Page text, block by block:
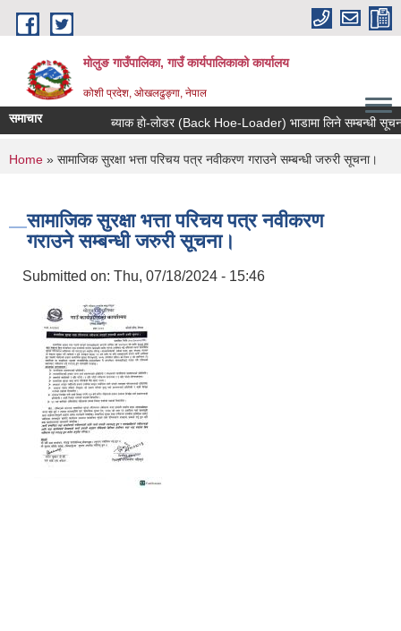
Skip to main content
मोलुङ गाउँपालिका, गाउँ कार्यपालिकाको कार्यालय
कोशी प्रदेश, ओखलढुङ्गा, नेपाल
समाचार ब्याक हाे-लाेडर (Back Hoe-Loader) भाडामा लिने सम्बन्धी सूचना
You are here
Home » सामाजिक सुरक्षा भत्ता परिचय पत्र नवीकरण गराउने सम्बन्धी जरुरी सूचना।
सामाजिक सुरक्षा भत्ता परिचय पत्र नवीकरण
गराउने सम्बन्धी जरुरी सूचना।
Submitted on: Thu, 07/18/2024 - 15:46